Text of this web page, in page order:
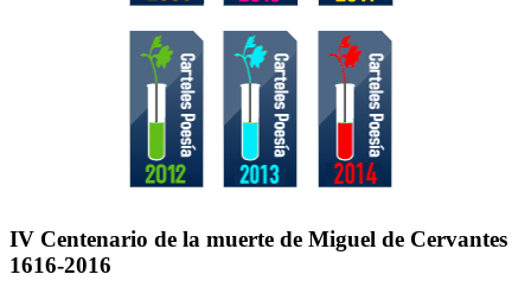
IV Centenario de la muerte de Miguel de Cervantes
1616-2016